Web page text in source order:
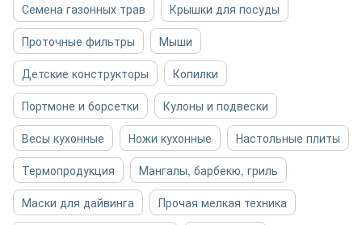
Семена газонных трав
Крышки для посуды
Проточные фильтры
Мыши
Детские конструкторы
Копилки
Портмоне и борсетки
Кулоны и подвески
Весы кухонные
Ножи кухонные
Настольные плиты
Термопродукция
Мангалы, барбекю, гриль
Маски для дайвинга
Прочая мелкая техника